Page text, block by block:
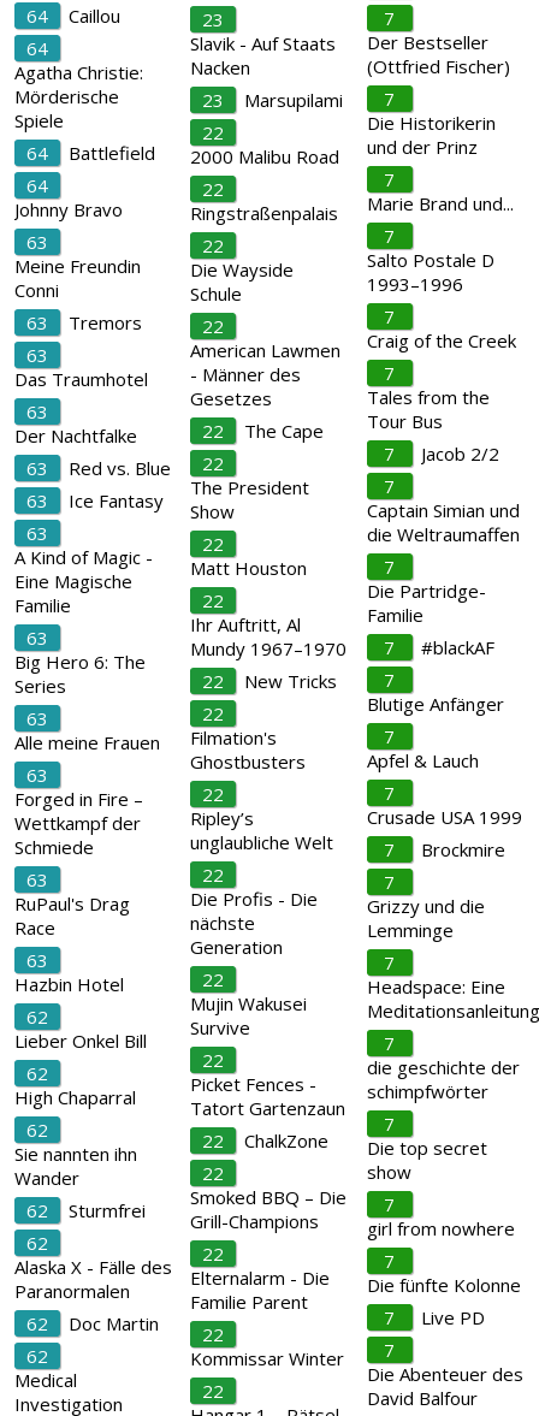
64
Caillou
64
Agatha Christie:
Mörderische
Spiele
64
Battlefield
64
Johnny Bravo
63
Meine Freundin
Conni
63
Tremors
63
Das Traumhotel
63
Der Nachtfalke
63
Red vs. Blue
63
Ice Fantasy
63
A Kind of Magic -
Eine Magische
Familie
63
Big Hero 6: The
Series
63
Alle meine Frauen
63
Forged in Fire –
Wettkampf der
Schmiede
63
RuPaul's Drag
Race
63
Hazbin Hotel
62
Lieber Onkel Bill
62
High Chaparral
62
Sie nannten ihn
Wander
62
Sturmfrei
62
Alaska X - Fälle des
Paranormalen
62
Doc Martin
62
Medical
Investigation
23
Slavik - Auf Staats
Nacken
23
Marsupilami
22
2000 Malibu Road
22
Ringstraßenpalais
22
Die Wayside
Schule
22
American Lawmen
- Männer des
Gesetzes
22
The Cape
22
The President
Show
22
Matt Houston
22
Ihr Auftritt, Al
Mundy 1967–1970
22
New Tricks
22
Filmation's
Ghostbusters
22
Ripley’s
unglaubliche Welt
22
Die Profis - Die
nächste
Generation
22
Mujin Wakusei
Survive
22
Picket Fences -
Tatort Gartenzaun
22
ChalkZone
22
Smoked BBQ – Die
Grill-Champions
22
Elternalarm - Die
Familie Parent
22
Kommissar Winter
22
7
Der Bestseller
(Ottfried Fischer)
7
Die Historikerin
und der Prinz
7
Marie Brand und...
7
Salto Postale D
1993–1996
7
Craig of the Creek
7
Tales from the
Tour Bus
7
Jacob 2/2
7
Captain Simian und
die Weltraumaffen
7
Die Partridge-
Familie
7
#blackAF
7
Blutige Anfänger
7
Apfel & Lauch
7
Crusade USA 1999
7
Brockmire
7
Grizzy und die
Lemminge
7
Headspace: Eine
Meditationsanleitung
7
die geschichte der
schimpfwörter
7
Die top secret
show
7
girl from nowhere
7
Die fünfte Kolonne
7
Live PD
7
Die Abenteuer des
David Balfour